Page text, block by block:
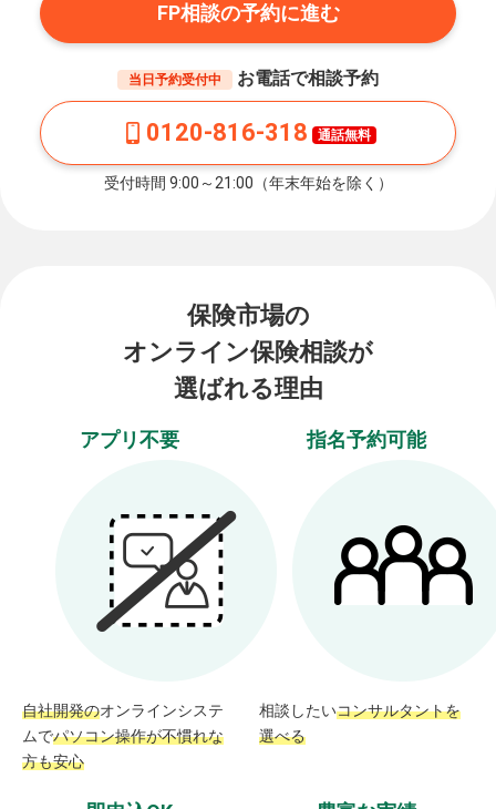
FP相談の予約に進む
当日予約受付中 お電話で相談予約
0120-816-318 通話無料
受付時間 9:00～21:00（年末年始を除く）
保険市場の
オンライン保険相談が
選ばれる理由
アプリ不要
自社開発のオンラインシステ
ムでパソコン操作が不慣れな
方も安心
指名予約可能
相談したいコンサルタントを
選べる